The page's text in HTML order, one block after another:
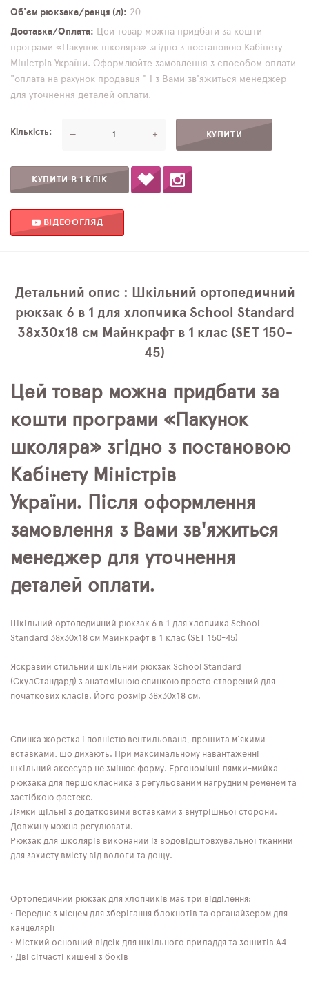
Об'єм рюкзака/ранця (л)
20
Доставка/Оплата
Цей товар можна придбати за кошти
програми «Пакунок школяра» згідно з постановою Кабінету
Міністрів України. Оформлюйте замовлення з способом оплати
"оплата на рахунок продавця " і з Вами зв'яжиться менеджер
для уточнення деталей оплати.
Кількість — +
КУПИТИ В 1 КЛІК
ВІДЕООГЛЯД
Детальний опис : Шкільний ортопедичний
рюкзак 6 в 1 для хлопчика School Standard
38х30х18 см Майнкрафт в 1 клас (SET 150-
45)
Цей товар можна придбати за
кошти програми «Пакунок
школяра» згідно з постановою
Кабінету Міністрів
України. Після оформлення
замовлення з Вами зв'яжиться
менеджер для уточнення
деталей оплати.
Шкільний ортопедичний рюкзак 6 в 1 для хлопчика School
Standard 38х30х18 см Майнкрафт в 1 клас (SET 150-45)
Яскравий стильний шкільний рюкзак School Standard
(СкулСтандард) з анатомічною спинкою просто створений для
початкових класів. Його розмір 38х30х18 см.
Спинка жорстка і повністю вентильована, прошита м'якими
вставками, що дихають. При максимальному навантаженні
шкільний аксесуар не змінює форму. Ергономічні лямки-мийка
рюкзака для першокласника з регульованим нагрудним ременем та
застібкою фастекс.
Лямки щільні з додатковими вставками з внутрішньої сторони.
Довжину можна регулювати.
Рюкзак для школярів виконаний із водовідштовхувальної тканини
для захисту вмісту від вологи та дощу.
Ортопедичний рюкзак для хлопчиків має три відділення:
• Переднє з місцем для зберігання блокнотів та органайзером для
канцелярії
• Місткий основний відсік для шкільного приладдя та зошитів А4
• Дві сітчасті кишені з боків